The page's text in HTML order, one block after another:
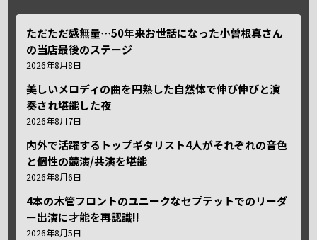
ただただ感無量⋯50年来お世話になった小曽根真さん
の当店最後のステージ
2026年8月8日
美しいメロディの曲を円熟した自然体で伸び伸びと演
奏され堪能した夜
2026年8月7日
内外で活躍するトップギタリスト4人がそれぞれの音色
と個性の競演/共演を堪能
2026年8月6日
4本の木管フロントのユニークなセプテットでのリーダ
ー出演に才能を再認識!!
2026年8月5日